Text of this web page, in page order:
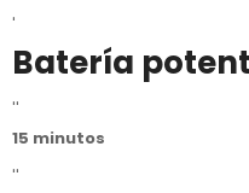
'
Batería
''
15 minutos
''